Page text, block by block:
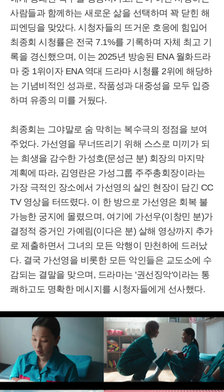
사람들과 함께하는 새로운 삶을 선택하며 꽉 닫힌 해
피엔딩을 맞았다. 시청자들의 뜨거운 호응에 힘입어
최종회 시청률은 전국 7.1%를 기록하며 자체 최고 기
록을 경신했으며, 이는 2025년 방송된 ENA 월화드라
마 중 1위이자 ENA 역대 드라마 시청률 2위에 해당하
는 기념비적인 성과로, 작품성과 대중성을 모두 입증
하며 유종의 미를 거뒀다.
최종회는 그야말로 숨 막히는 복수극의 정점을 보여
주었다. 가선영을 무너뜨리기 위해 스스로 미끼가 되
는 희생을 감수한 가성호(문성근 분) 회장의 마지막
계획에 따라, 김영란은 가성그룹 주주총회장이라는
가장 극적인 장소에서 가선영의 살인 현장이 담긴 CC
TV 영상을 터뜨렸다. 이 한 방으로 가선영은 회복 불
가능한 궁지에 몰렸으며, 여기에 가선우(이창민 분)가
결정적 증거인 가예림(이다은 분) 살해 영상까지 추가
로 제출하면서 그녀의 모든 악행이 만천하에 드러났
다. 결국 가선영을 비롯한 모든 악인들은 교도소에 수
감되는 결말을 맞으며, 드라마는 '권선징악'이라는 통
쾌하고도 명확한 메시지를 시청자들에게 선사했다.